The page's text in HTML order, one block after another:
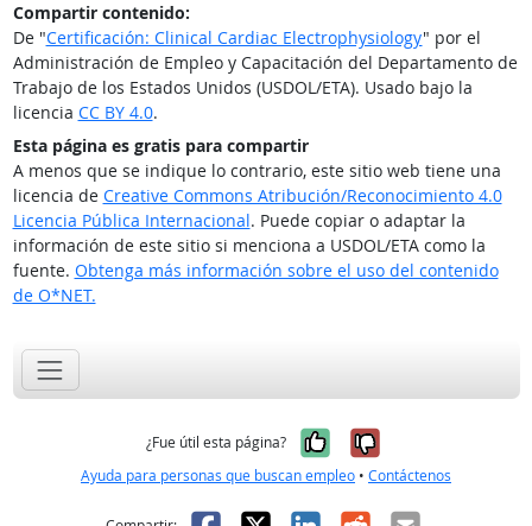
Compartir contenido:
De "Certificación: Clinical Cardiac Electrophysiology" por el
Administración de Empleo y Capacitación del Departamento de
Trabajo de los Estados Unidos (USDOL/ETA). Usado bajo la
licencia CC BY 4.0.
Esta página es gratis para compartir
A menos que se indique lo contrario, este sitio web tiene una
licencia de Creative Commons Atribución/Reconocimiento 4.0
Licencia Pública Internacional. Puede copiar o adaptar la
información de este sitio si menciona a USDOL/ETA como la
fuente. Obtenga más información sobre el uso del contenido
de O*NET.
¿Fue útil esta página? Sí, fue útil
No, no fue
Ayuda para personas que buscan empleo • Contáctenos